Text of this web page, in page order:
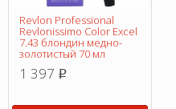
Revlon Professional
Revlonissimo Color Excel
7.43 блондин медно-
золотистый 70 мл
1 397 p